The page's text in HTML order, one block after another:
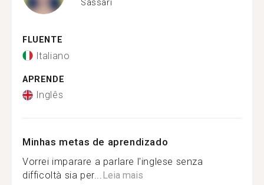
Sassari
FLUENTE
Italiano
APRENDE
Inglês
Minhas metas de aprendizado
Vorrei imparare a parlare l'inglese senza
difficoltà sia per...Leia mais